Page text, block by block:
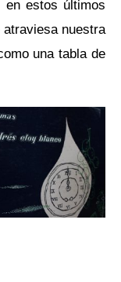
en estos últimos
nuestra
una tabla de